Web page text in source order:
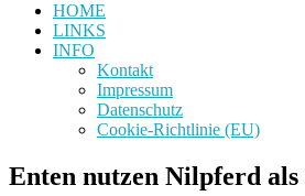
HOME
LINKS
INFO
Kontakt
Impressum
Datenschutz
Cookie-Richtlinie (EU)
Enten nutzen Nilpferd als